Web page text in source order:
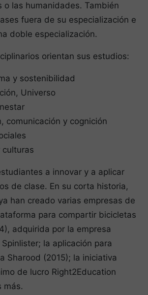
o las humanidades. También
fuera de su especialización e
doble especialización.
orientan sus estudios:
y sostenibilidad
Universo
comunicación y cognición
culturas
a innovar y a aplicar
de clase. En su corta historia,
han creado varias empresas de
para compartir bicicletas
adquirida por la empresa
la aplicación para
Sharood (2015); la iniciativa
de lucro Right2Education
más.